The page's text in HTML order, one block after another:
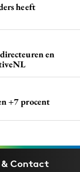
heeft
en
+7 procent
& Contact